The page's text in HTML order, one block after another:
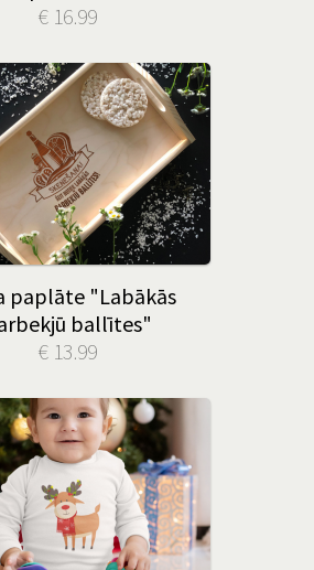
€ 16.99
paplāte "Labākās
ballītes"
€ 13.99